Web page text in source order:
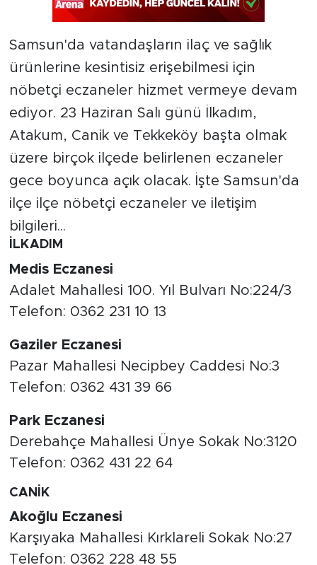
Samsun'da vatandaşların ilaç ve sağlık
ürünlerine kesintisiz erişebilmesi için
nöbetçi eczaneler hizmet vermeye devam
ediyor. 23 Haziran Salı günü İlkadım,
Atakum, Canik ve Tekkeköy başta olmak
üzere birçok ilçede belirlenen eczaneler
gece boyunca açık olacak. İşte Samsun'da
ilçe ilçe nöbetçi eczaneler ve iletişim
bilgileri...
İLKADIM
Medis Eczanesi
Adalet Mahallesi 100. Yıl Bulvarı No:224/3
Telefon: 0362 231 10 13
Gaziler Eczanesi
Pazar Mahallesi Necipbey Caddesi No:3
Telefon: 0362 431 39 66
Park Eczanesi
Derebahçe Mahallesi Ünye Sokak No:3120
Telefon: 0362 431 22 64
CANİK
Akoğlu Eczanesi
Karşıyaka Mahallesi Kırklareli Sokak No:27
Telefon: 0362 228 48 55